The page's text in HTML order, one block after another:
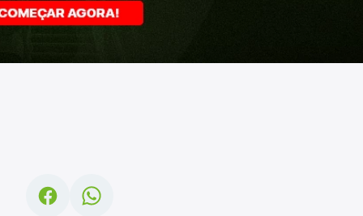
(00)
Seu carrinho ainda está vazio.